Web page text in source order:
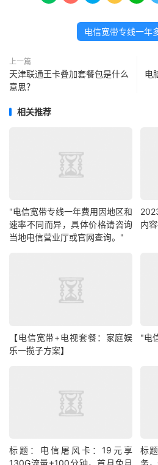
电信宽带专线一年
上一篇
天津联通王卡叠加套餐包是什么
意思？
电
相关推荐
"电信宽带专线一年费用因地区和
速率不同而异，具体价格请咨询
当地电信营业厅或官网查询。"
内
【电信宽带+电视套餐：家庭娱
乐一揽子方案】
"电
标题：电信屠风卡：19元享
标